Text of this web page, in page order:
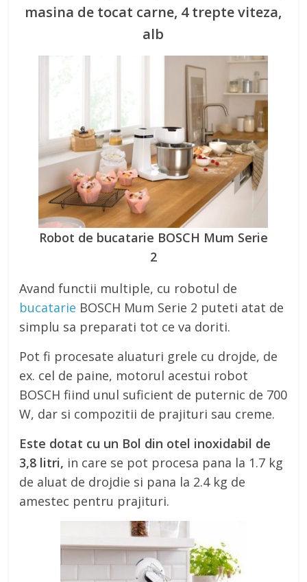
masina de tocat carne, 4 trepte viteza,
alb
Robot de bucatarie BOSCH Mum Serie
2
Avand functii multiple, cu robotul de
bucatarie BOSCH Mum Serie 2 puteti atat de
simplu sa preparati tot ce va doriti.
Pot fi procesate aluaturi grele cu drojde, de
ex. cel de paine, motorul acestui robot
BOSCH fiind unul suficient de puternic de 700
W, dar si compozitii de prajituri sau creme.
Este dotat cu un Bol din otel inoxidabil de
3,8 litri, in care se pot procesa pana la 1.7 kg
de aluat de drojdie si pana la 2.4 kg de
amestec pentru prajituri.